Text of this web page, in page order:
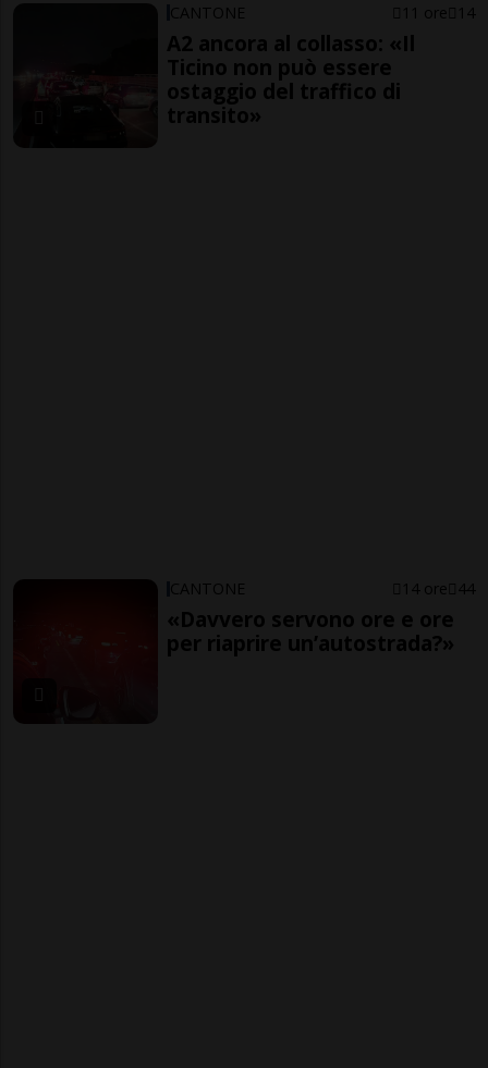
CANTONE 11 ore 14
A2 ancora al collasso: «Il
Ticino non può essere
ostaggio del traffico di
transito»
CANTONE 14 ore 44
«Davvero servono ore e ore
per riaprire un’autostrada?»